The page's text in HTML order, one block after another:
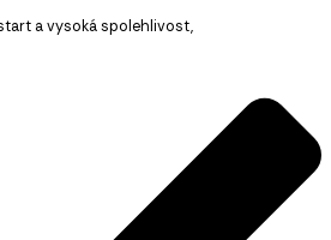
a vysoká spolehlivost,